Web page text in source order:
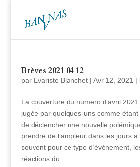
Brèves 2021 04 12
par Evariste Blanchet| Avr 12, 2021 |
La couverture du numéro d’avril
jugée par quelques-uns comme
de déclencher une nouvelle
prendre de l’ampleur dans les jours à
souvent pour ce type d’événement,
réactions du...